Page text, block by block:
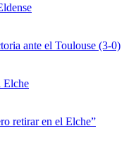
ante el Toulouse (3-0)
Elche
retirar en el Elche”